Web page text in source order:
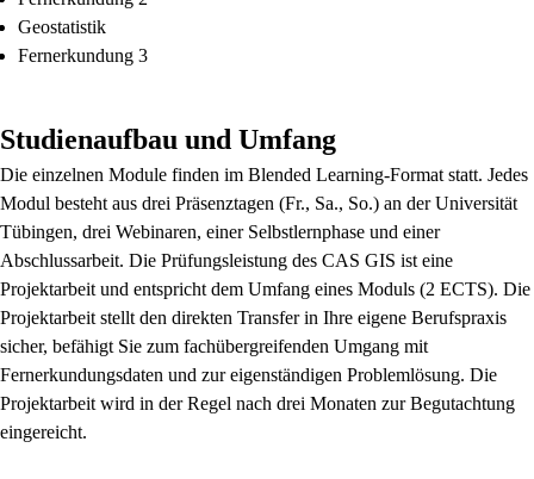
Geostatistik
Fernerkundung 3
Studienaufbau und Umfang
Die einzelnen Module finden im Blended Learning-Format statt. Jedes
Modul besteht aus drei Präsenztagen (Fr., Sa., So.) an der Universität
Tübingen, drei Webinaren, einer Selbstlernphase und einer
Abschlussarbeit. Die Prüfungsleistung des CAS GIS ist eine
Projektarbeit und entspricht dem Umfang eines Moduls (2 ECTS). Die
Projektarbeit stellt den direkten Transfer in Ihre eigene Berufspraxis
sicher, befähigt Sie zum fachübergreifenden Umgang mit
Fernerkundungsdaten und zur eigenständigen Problemlösung. Die
Projektarbeit wird in der Regel nach drei Monaten zur Begutachtung
eingereicht.